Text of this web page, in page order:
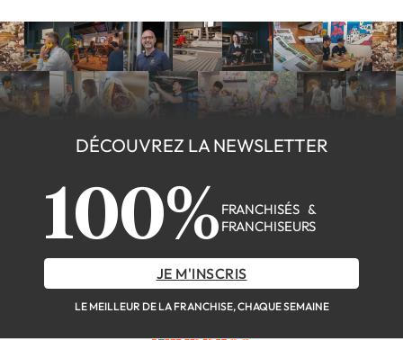
DÉCOUVREZ LA NEWSLETTER
100% FRANCHISÉS &
FRANCHISEURS
JE M'INSCRIS
LE MEILLEUR DE LA FRANCHISE, CHAQUE SEMAINE